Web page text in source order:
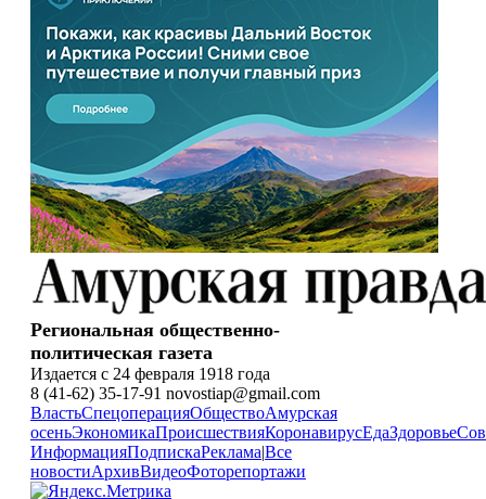
Региональная общественно-
политическая газета
Издается с 24 февраля 1918 года
8 (41-62) 35-17-91 novostiap@gmail.com
ВластьСпецоперацияОбществоАмурская
осеньЭкономикаПроисшествияКоронавирусЕдаЗдоровье
ИнформацияПодпискаРеклама|Все
новостиАрхивВидеоФоторепортажи